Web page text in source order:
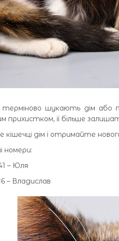
терміново шукають дім або
прихистком, її більше
дім і отримайте
номери:
– Юля
– Владислав